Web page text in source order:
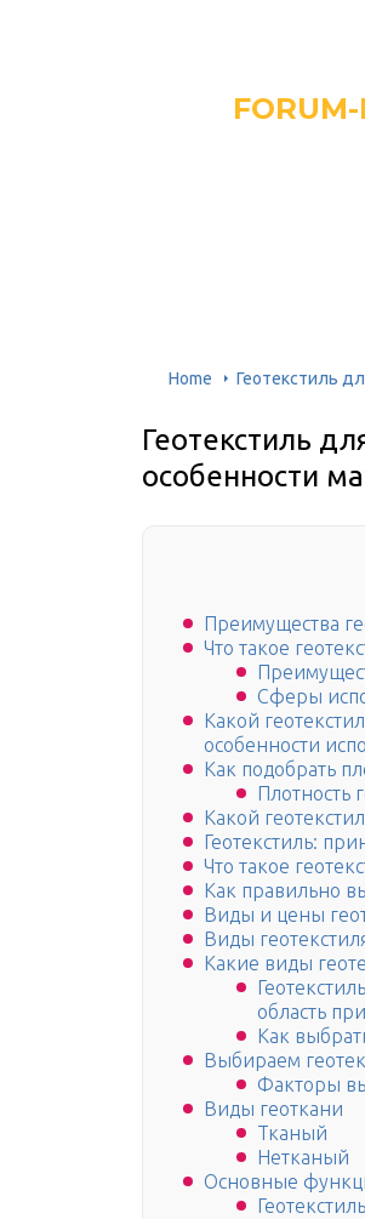
Home Геотекстиль
Геотекстиль
особенности
Преимущества
Что такое
Сферы
Какой
особенности
Как подобрать
Плотность
Какой
Геотекстиль:
Что такое
Как правильно
Виды и цены
Виды
Какие виды
область
Как
Выбираем
Факторы
Виды геоткани
Тканый
Нетканый
Основные